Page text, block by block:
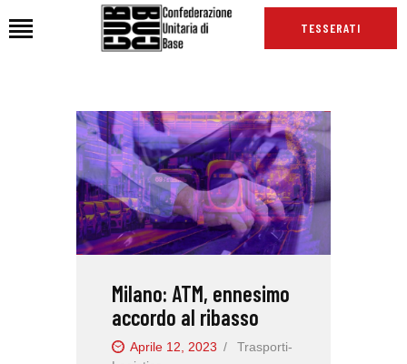
TESSERATI
HOME
CHI SIAMO
SEDI
NEWS
PODCAST CUB
INTERNAZIONALE
RASSEGNA STAMPA
Milano: ATM, ennesimo
accordo al ribasso
Aprile 12, 2023
Trasporti-